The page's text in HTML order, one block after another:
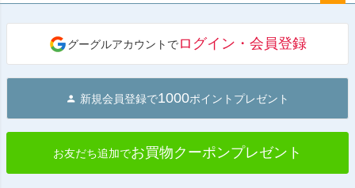
へ
グーグルアカウントでログイン・会員登録
新規会員登録で1000ポイントプレゼント
お友だち追加でお買物クーポンプレゼント